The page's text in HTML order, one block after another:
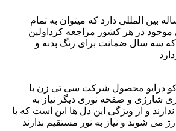
بین المللی دارد که میتوان به تمام
موجود در هر کشور مراجعه کرداولین
سه سال ضمانت برای رنگ بدنه و
درایو محصول شرکت سی تی زن با
شارژی و صفحه نوری دیگر نیاز به
و از ویژگی این دل ها این است که با
می شوند و نیاز به نور مستقیم ندارند